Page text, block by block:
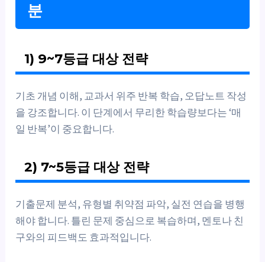
분
1) 9~7등급 대상 전략
기초 개념 이해, 교과서 위주 반복 학습, 오답노트 작성
을 강조합니다. 이 단계에서 무리한 학습량보다는 ‘매
일 반복’이 중요합니다.
2) 7~5등급 대상 전략
기출문제 분석, 유형별 취약점 파악, 실전 연습을 병행
해야 합니다. 틀린 문제 중심으로 복습하며, 멘토나 친
구와의 피드백도 효과적입니다.